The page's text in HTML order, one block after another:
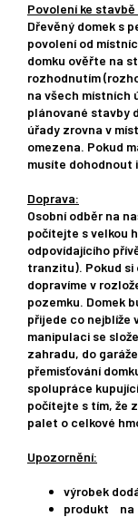
Povolení ke
Dřevěný domek s
povolení od
domku ověřte na
rozhodnutím
na všech místních
plánované stavby
úřady zrovna v
omezena. Pokud
musíte dohodnout
Doprava:
Osobní odběr na
počítejte s velkou
odpovídajícího
tranzitu). Pokud si
dopravíme v
pozemku. Domek
přijede co nejblíže
manipulaci se
zahradu, do
přemisťování
spolupráce
počítejte s tím, že
palet o celkové
Upozornění:
výrobek
produkt